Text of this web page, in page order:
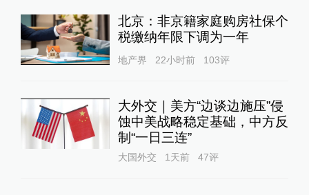
北京：非京籍家庭购房社保个
税缴纳年限下调为一年
地产界 22小时前 103评
大外交｜美方“边谈边施压”侵
蚀中美战略稳定基础，中方反
制“一日三连”
大国外交 1天前 47评